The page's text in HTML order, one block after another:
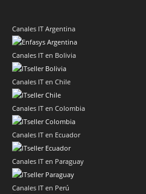
Canales IT Argentina
Canales IT en Bolivia
Canales IT en Chile
Canales IT en Colombia
Canales IT en Ecuador
Canales IT en Paraguay
Canales IT en Perú